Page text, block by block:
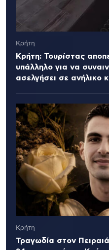
Κρήτη
Κρήτη: Τουρίστας
υπάλληλο για να
ασελγήσει σε ανήλικο
Κρήτη
Τραγωδία στον